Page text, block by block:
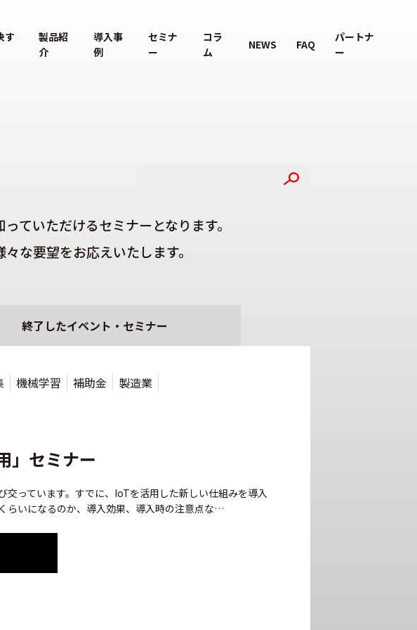
す
製品紹
介
導入事
例
セミナ
ー
コラ
ム
NEWS FAQ
パートナ
ー
ていただけるセミナーとなります。
な要望をお応えいたします。
終了したイベント・セミナー
機械学習 補助金 製造業
」セミナー
っています。すでに、IoTを活用した新しい仕組みを導入
らいになるのか、導入効果、導入時の注意点な…